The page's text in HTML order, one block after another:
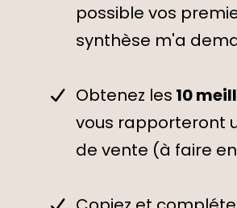
possible vos
synthèse m'a
Obtenez les 10
vous rapporteront
de vente (à faire